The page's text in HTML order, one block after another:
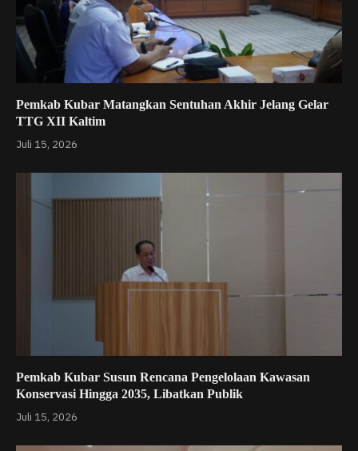
Pemkab Kubar Matangkan Sentuhan Akhir Jelang Gelar
TTG XII Kaltim
Juli 15, 2026
Pemkab Kubar Susun Rencana Pengelolaan Kawasan
Konservasi Hingga 2035, Libatkan Publik
Juli 15, 2026